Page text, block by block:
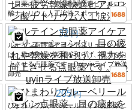
ー目薬スプレー疲労乾燥快適ヒアルロン
酸ナトリウム人工涙液スポット
32 円
ルテイン点眼薬アイケアソリューション
は、目の疲れや乾燥を和らげ、視力を向
上させる点眼薬です。Douyinライブ放送
卸売
205 円
ひまわりブルーベリールテイン点眼薬、